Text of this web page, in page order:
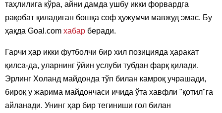
таҳлилига кўра, айни дамда ушбу икки форвардга
рақобат қиладиган бошқа соф ҳужумчи мавжуд эмас. Бу
ҳақда Goal.com хабар беради.
Гарчи ҳар икки футболчи бир хил позицияда ҳаракат
қилса-да, уларнинг ўйин услуби тубдан фарқ қилади.
Эрлинг Холанд майдонда тўп билан камроқ учрашади,
бироқ у жарима майдончаси ичида ўта хавфли "қотил"га
айланади. Унинг ҳар бир тегиниши гол билан